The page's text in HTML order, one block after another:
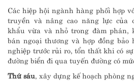
Các hiệp hội ngành hàng phối hợp
truyền và nâng cao năng lực của
khẩu vừa và nhỏ trong đàm phán,
bán ngoại thương và hợp đồng bảo
nghiệp trước rủi ro, tổn thất khi có
đường biển đi qua tuyến đường có
Thứ sáu , xây dựng kế hoạch phòng